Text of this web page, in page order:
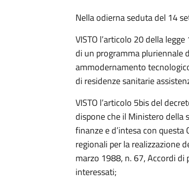
Nella odierna seduta del 14
VISTO l’articolo 20 della
di un programma pluriennale
ammodernamento
di residenze sanitarie
VISTO l’articolo 5bis del
dispone che il Ministero della
finanze e d’intesa con
regionali per la realizzazione
marzo 1988, n. 67, Accordi
interessati;